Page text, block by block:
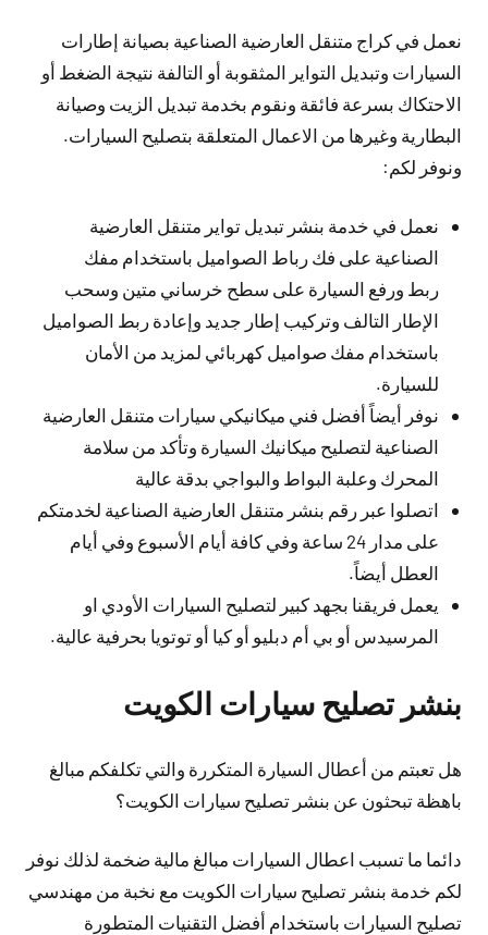
نعمل في كراج متنقل العارضية الصناعية بصيانة إطارات
السيارات وتبديل التواير المثقوبة أو التالفة نتيجة الضغط أو
الاحتكاك بسرعة فائقة ونقوم بخدمة تبديل الزيت وصيانة
البطارية وغيرها من الاعمال المتعلقة بتصليح السيارات.
ونوفر لكم:
نعمل في خدمة بنشر تبديل تواير متنقل العارضية
الصناعية على فك رباط الصواميل باستخدام مفك
ربط ورفع السيارة على سطح خرساني متين وسحب
الإطار التالف وتركيب إطار جديد وإعادة ربط الصواميل
باستخدام مفك صواميل كهربائي لمزيد من الأمان
للسيارة.
نوفر أيضاً أفضل فني ميكانيكي سيارات متنقل العارضية
الصناعية لتصليح ميكانيك السيارة وتأكد من سلامة
المحرك وعلبة البواط والبواجي بدقة عالية
اتصلوا عبر رقم بنشر متنقل العارضية الصناعية لخدمتكم
على مدار 24 ساعة وفي كافة أيام الأسبوع وفي أيام
العطل أيضاً.
يعمل فريقنا بجهد كبير لتصليح السيارات الأودي او
المرسيدس أو بي أم دبليو أو كيا أو توتويا بحرفية عالية.
بنشر تصليح سيارات الكويت
هل تعبتم من أعطال السيارة المتكررة والتي تكلفكم مبالغ
باهظة تبحثون عن بنشر تصليح سيارات الكويت؟
دائما ما تسبب اعطال السيارات مبالغ مالية ضخمة لذلك نوفر
لكم خدمة بنشر تصليح سيارات الكويت مع نخبة من مهندسي
تصليح السيارات باستخدام أفضل التقنيات المتطورة